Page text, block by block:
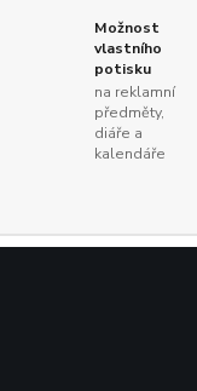
Možnost
vlastního
potisku
na reklamní
předměty,
diáře a
kalendáře